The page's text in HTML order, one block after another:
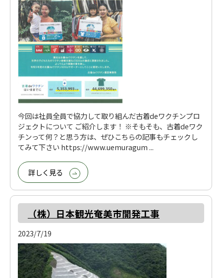
今回は社員全員で協力して取り組んだ古着deワクチンプロ
ジェクトについて ご紹介します！ ※そもそも、古着deワク
チンって何？と思う方は、ぜひこちらの記事もチェックし
てみて下さい https://www.uemuragum ...
詳しく見る
（株）日本観光奄美市開発工事
2023/7/19